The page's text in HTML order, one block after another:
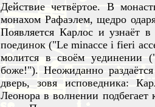
Действие четвёртое. В
монахом Рафаэлем, щедро
Появляется Карлос и узнаёт
поединок ("Le minacce i fieri
молится в своём
боже!"). Неожиданно
дверь, зовя исповедника:
Леонора в волнении подбегает